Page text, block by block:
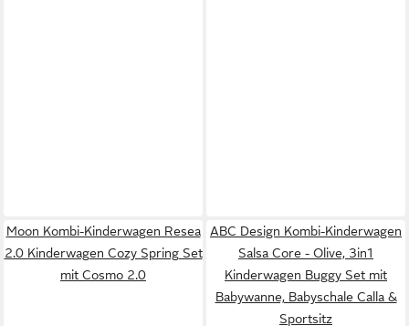
Moon Kombi-Kinderwagen Resea
2.0 Kinderwagen Cozy Spring Set
mit Cosmo 2.0
ABC Design Kombi-Kinderwagen
Salsa Core - Olive, 3in1
Kinderwagen Buggy Set mit
Babywanne, Babyschale Calla &
Sportsitz